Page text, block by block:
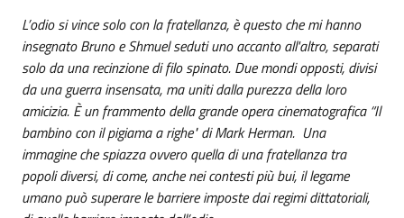
L’odio si vince solo con la fratellanza, è questo che mi hanno
insegnato Bruno e Shmuel seduti uno accanto all'altro, separati
solo da una recinzione di filo spinato. Due mondi opposti, divisi
da una guerra insensata, ma uniti dalla purezza della loro
amicizia. È un frammento della grande opera cinematografica “Il
bambino con il pigiama a righe" di Mark Herman. Una
immagine che spiazza ovvero quella di una fratellanza tra
popoli diversi, di come, anche nei contesti più bui, il legame
umano può superare le barriere imposte dai regimi dittatoriali,